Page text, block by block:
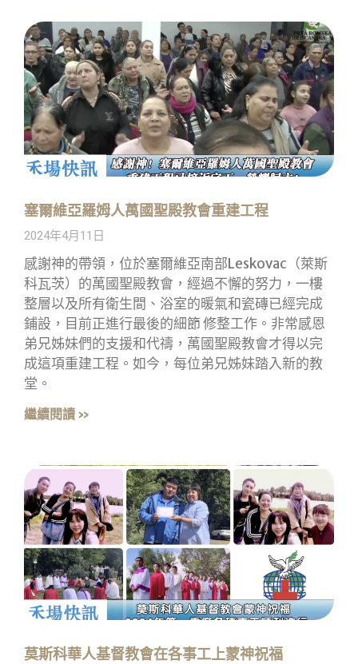
塞爾維亞羅姆人萬國聖殿教會重建工程
2024年4月11日
感謝神的帶領，位於塞爾維亞南部Leskovac（萊斯
科瓦茨）的萬國聖殿教會，經過不懈的努力，一樓
整層以及所有衛生間、浴室的暖氣和瓷磚已經完成
鋪設，目前正進行最後的細節 修整工作。非常感恩
弟兄姊妹們的支援和代禱，萬國聖殿教會才得以完
成這項重建工程。如今，每位弟兄姊妹踏入新的教
堂。
繼續閱讀 »
莫斯科華人基督教會在各事工上蒙神祝福